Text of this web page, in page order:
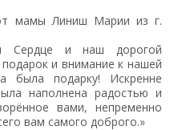
мамы Линиш Марии из г.
Сердце и наш дорогой
и внимание к нашей
была подарку! Искренне
наполнена радостью и
вами, непременно
вам самого доброго.»